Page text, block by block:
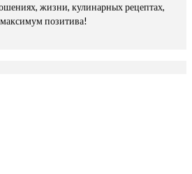
жизни, кулинарных рецептах,
позитива!